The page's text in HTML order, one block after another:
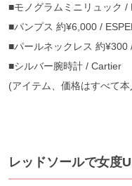
■モノグラムミニリュック /
■パンプス 約¥6,000 /
■パールネックレス 約¥300
■シルバー腕時計 / Cartier
(アイテム、価格はすべて本
レッドソールで女度